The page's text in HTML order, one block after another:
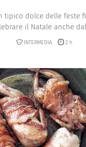
tipico dolce delle feste
il Natale anche
INTERMEDIA 2 h